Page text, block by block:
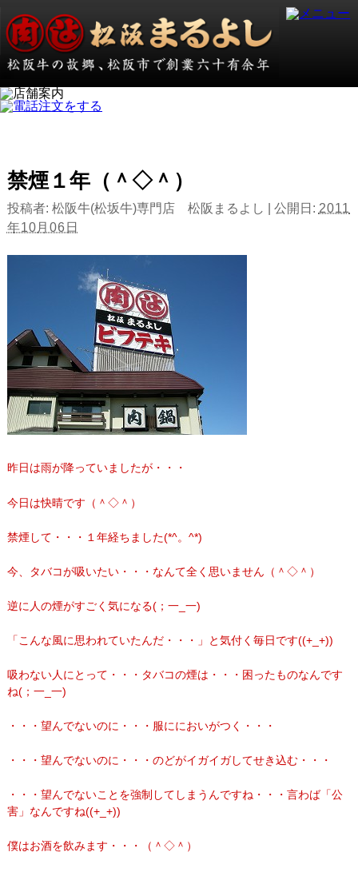
禁煙１年（＾◇＾）
投稿者: 松阪牛(松坂牛)専門店 松阪まるよし 公開日: 2011
年10月06日
昨日は雨が降っていましたが・・・
今日は快晴です（＾◇＾）
禁煙して・・・１年経ちました(*^。^*)
今、タバコが吸いたい・・・なんて全く思いません（＾◇＾）
逆に人の煙がすごく気になる(；一_一)
「こんな風に思われていたんだ・・・」と気付く毎日です((+_+))
吸わない人にとって・・・タバコの煙は・・・困ったものなんです
ね(；一_一)
・・・望んでないのに・・・服ににおいがつく・・・
・・・望んでないのに・・・のどがイガイガしてせき込む・・・
・・・望んでないことを強制してしまうんですね・・・言わば「公
害」なんですね((+_+))
僕はお酒を飲みます・・・（＾◇＾）